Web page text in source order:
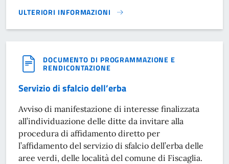
ULTERIORI INFORMAZIONI
LAVORI DI RIGENERAZIONE URBANA EX CENTRO
DOCUMENTO DI PROGRAMMAZIONE E
RENDICONTAZIONE
Servizio di sfalcio dell’erba
Avviso di manifestazione di interesse finalizzata
all’individuazione delle ditte da invitare alla
procedura di affidamento diretto per
l’affidamento del servizio di sfalcio dell’erba delle
aree verdi, delle località del comune di Fiscaglia.